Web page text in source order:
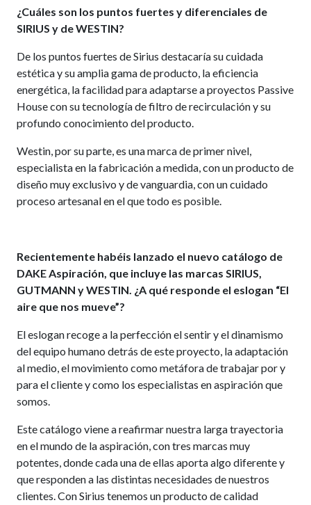
¿Cuáles son los puntos fuertes y diferenciales de
SIRIUS y de WESTIN?
De los puntos fuertes de Sirius destacaría su cuidada
estética y su amplia gama de producto, la eficiencia
energética, la facilidad para adaptarse a proyectos Passive
House con su tecnología de filtro de recirculación y su
profundo conocimiento del producto.
Westin, por su parte, es una marca de primer nivel,
especialista en la fabricación a medida, con un producto de
diseño muy exclusivo y de vanguardia, con un cuidado
proceso artesanal en el que todo es posible.
Recientemente habéis lanzado el nuevo catálogo de
DAKE Aspiración, que incluye las marcas SIRIUS,
GUTMANN y WESTIN. ¿A qué responde el eslogan “El
aire que nos mueve”?
El eslogan recoge a la perfección el sentir y el dinamismo
del equipo humano detrás de este proyecto, la adaptación
al medio, el movimiento como metáfora de trabajar por y
para el cliente y como los especialistas en aspiración que
somos.
Este catálogo viene a reafirmar nuestra larga trayectoria
en el mundo de la aspiración, con tres marcas muy
potentes, donde cada una de ellas aporta algo diferente y
que responden a las distintas necesidades de nuestros
clientes. Con Sirius tenemos un producto de calidad